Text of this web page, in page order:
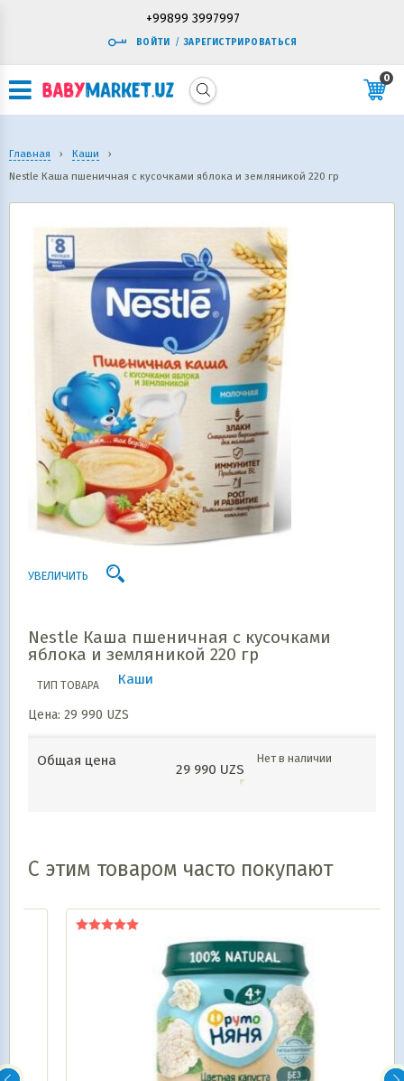
+99899 3997997
ВОЙТИ / ЗАРЕГИСТРИРОВАТЬСЯ
0
Главная › Каши
›
Nestle Каша пшеничная с кусочками яблока и земляникой 220 гр
УВЕЛИЧИТЬ
Nestle Каша пшеничная с кусочками
яблока и земляникой 220 гр
ТИП ТОВАРА Каши
Цена: 29 990 UZS
Общая цена
29 990 UZS
Нет в наличии
С этим товаром часто покупают